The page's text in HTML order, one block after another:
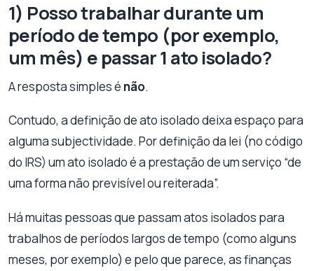
1) Posso trabalhar durante um
período de tempo (por exemplo,
um mês) e passar 1 ato isolado?
A resposta simples é não.
Contudo, a definição de ato isolado deixa espaço para
alguma subjectividade. Por definição da lei (no código
do IRS) um ato isolado é a prestação de um serviço “de
uma forma não previsível ou reiterada”.
Há muitas pessoas que passam atos isolados para
trabalhos de períodos largos de tempo (como alguns
meses, por exemplo) e pelo que parece, as finanças